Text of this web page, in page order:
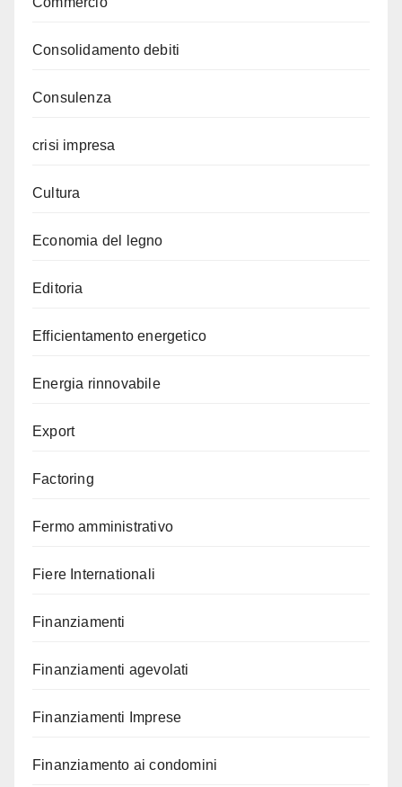
Consolidamento debiti
Consulenza
crisi impresa
Cultura
Economia del legno
Editoria
Efficientamento energetico
Energia rinnovabile
Export
Factoring
Fermo amministrativo
Fiere Internationali
Finanziamenti
Finanziamenti agevolati
Finanziamenti Imprese
Finanziamento ai condomini